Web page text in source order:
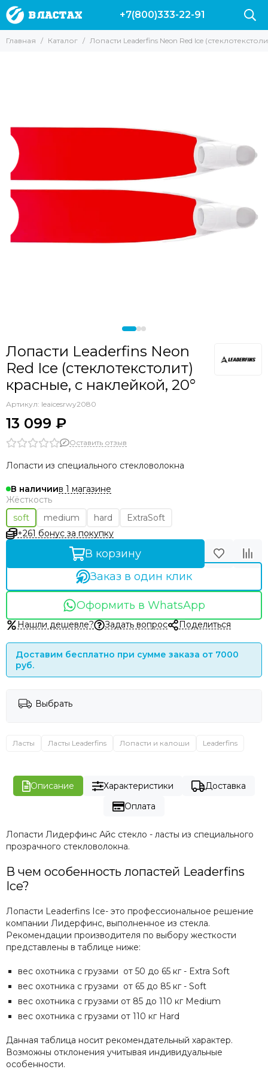
+7(800)333-22-91
Главная Каталог Лопасти Leaderfins Neon Red Ice
Лопасти Leaderfins Neon
Red Ice (стеклотекстолит)
красные, с наклейкой, 20°
Артикул: leaicesrwy2080
13 099 ₽
Оставить отзыв
Лопасти из специального стекловолокна
В наличиив 1 магазине
Жёсткость
soft
medium hard
ExtraSoft
+261 бонус за покупку
В корзину
Заказ в один клик
Оформить в WhatsApp
Нашли дешевле? Задать вопрос Поделиться
Доставим бесплатно при сумме заказа от 7000
руб.
Выбрать
Ласты Ласты Leaderfins Лопасти и калоши Leaderfins
Описание Характеристики
Доставка
Оплата
Лопасти Лидерфинс Айс стекло - ласты из специального
прозрачного стекловолокна.
В чем особенность лопастей Leaderfins
Ice?
Лопасти Leaderfins Ice- это профессиональное решение
компании Лидерфинс, выполненное из стекла.
Рекомендации производителя по выбору жесткости
представлены в таблице ниже:
вес охотника с грузами от 50 до 65 кг - Extra Soft
вес охотника с грузами от 65 до 85 кг - Soft
вес охотника с грузами от 85 до 110 кг Medium
вес охотника с грузами от 110 кг Hard
Данная таблица носит рекомендательный характер.
Возможны отклонения учитывая индивидуальные
особенности.